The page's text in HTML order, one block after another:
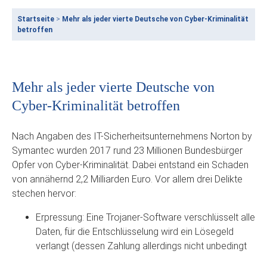
Startseite > Mehr als jeder vierte Deutsche von Cyber-Kriminalität
betroffen
Mehr als jeder vierte Deutsche von
Cyber-Kriminalität betroffen
Nach Angaben des IT-Sicherheitsunternehmens Norton by
Symantec wurden 2017 rund 23 Millionen Bundesbürger
Opfer von Cyber-Kriminalität. Dabei entstand ein Schaden
von annähernd 2,2 Milliarden Euro. Vor allem drei Delikte
stechen hervor:
Erpressung: Eine Trojaner-Software verschlüsselt alle
Daten, für die Entschlüsselung wird ein Lösegeld
verlangt (dessen Zahlung allerdings nicht unbedingt